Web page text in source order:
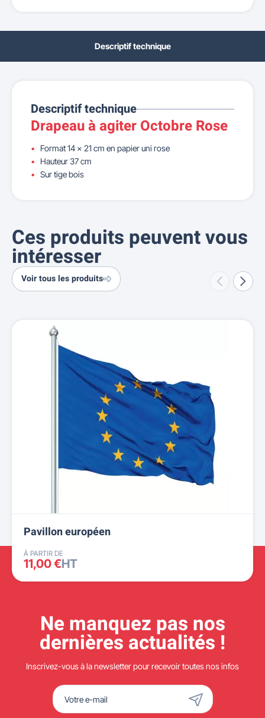
Descriptif technique
Descriptif technique
Drapeau à agiter Octobre Rose
Format 14 x 21 cm en papier uni rose
Hauteur 37 cm
Sur tige bois
Ces produits peuvent vous
intéresser
Voir tous les produits
Pavillon européen
À PARTIR DE
11,00 €HT
Ne manquez pas nos
dernières actualités !
Inscrivez-vous à la newsletter pour recevoir toutes nos infos